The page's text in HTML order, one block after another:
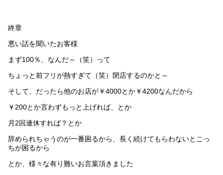
終章
悪い話を聞いたお客様
まず100％、なんだ～（笑）って
ちょっと前フリが熱すぎて（笑）閉店するのかと～
そして、だったら他のお店が￥4000とか￥4200なんだから
￥200とか言わずもっと上げれば、とか
月2回連休すれば？とか
辞められちゃうのが一番困るから、長く続けてもらわないとこっ
ちが困るから
とか、様々な有り難いお言葉頂きました